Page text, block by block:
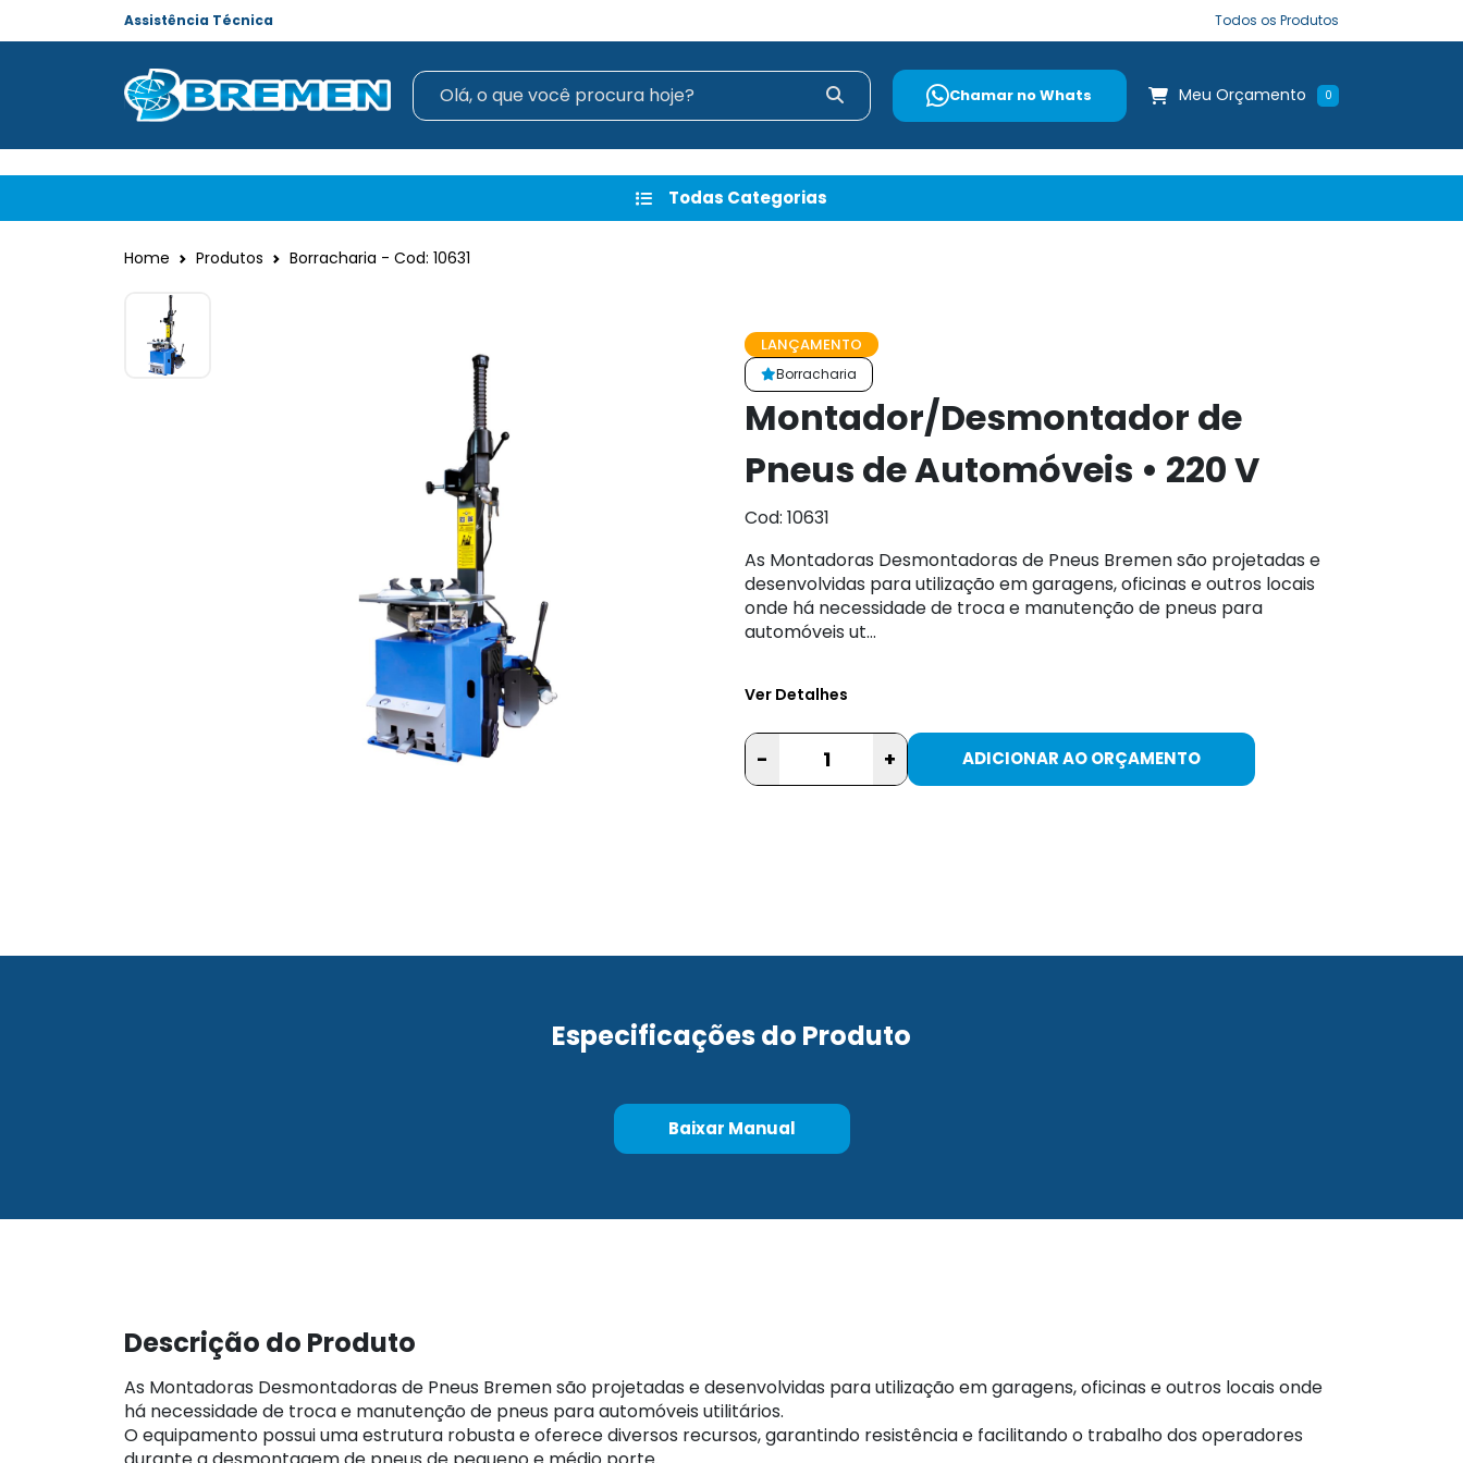
Assistência Técnica Todos os Produtos
Chamar no Whats Meu Orçamento 0
Todas Categorias
Home Produtos Borracharia - Cod: 10631
Borracharia
LANÇAMENTO
Montador/Desmontador de
Pneus de Automóveis • 220 V
Cod: 10631
As Montadoras Desmontadoras de Pneus Bremen são projetadas e
desenvolvidas para utilização em garagens, oficinas e outros locais
onde há necessidade de troca e manutenção de pneus para
automóveis ut...
Ver Detalhes
- + ADICIONAR AO ORÇAMENTO
Especificações do Produto
Baixar Manual
Descrição do Produto
As Montadoras Desmontadoras de Pneus Bremen são projetadas e desenvolvidas para utilização em garagens, oficinas e outros locais onde
há necessidade de troca e manutenção de pneus para automóveis utilitários.
O equipamento possui uma estrutura robusta e oferece diversos recursos, garantindo resistência e facilitando o trabalho dos operadores